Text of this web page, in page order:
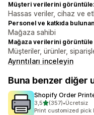
Müşteri verilerini görüntüle:
Hassas veriler, cihaz ve
Personel ve katkıda
Mağaza sahibi
Mağaza verilerini
Müşteriler, ürünler,
Ayrıntıları inceleyin
Buna benzer diğer
Shopify Order
3,55 yıldız üzerinden
(357)
toplam 357•Ücretsiz
Print customized